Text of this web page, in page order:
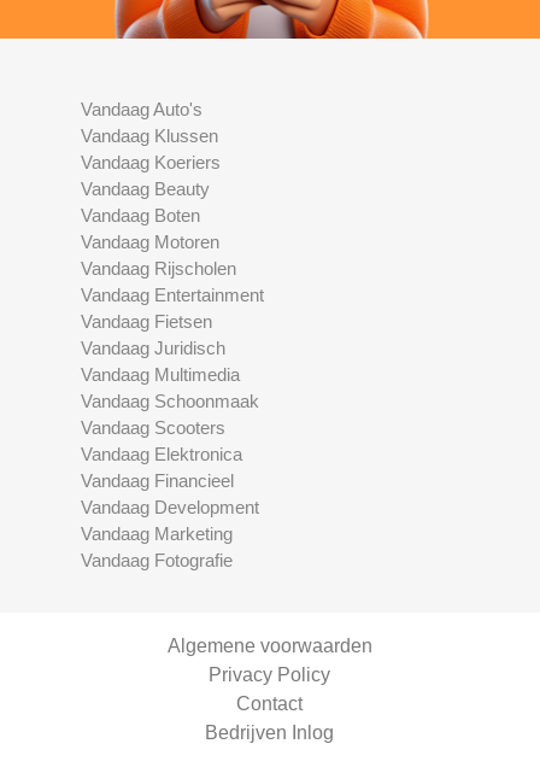
Vandaag Auto's
Vandaag Klussen
Vandaag Koeriers
Vandaag Beauty
Vandaag Boten
Vandaag Motoren
Vandaag Rijscholen
Vandaag Entertainment
Vandaag Fietsen
Vandaag Juridisch
Vandaag Multimedia
Vandaag Schoonmaak
Vandaag Scooters
Vandaag Elektronica
Vandaag Financieel
Vandaag Development
Vandaag Marketing
Vandaag Fotografie
Algemene voorwaarden
Privacy Policy
Contact
Bedrijven Inlog